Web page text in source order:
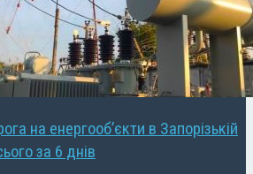
на енергооб’єкти в Запорізькій
за 6 днів